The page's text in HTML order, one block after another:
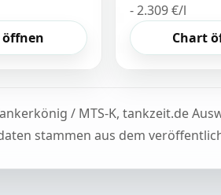
- 2.309 €/l
Chart
/ MTS-K, tankzeit.de
stammen aus dem